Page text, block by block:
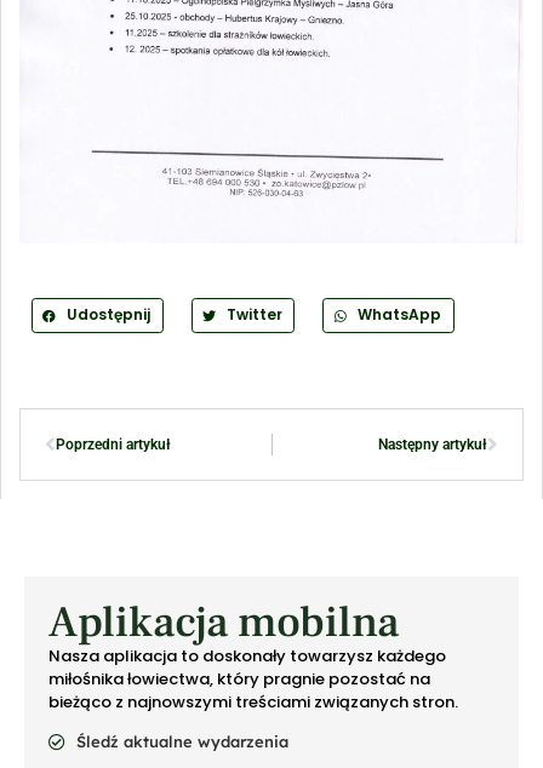
Udostępnij Twitter WhatsApp
Poprzedni artykuł Następny artykuł
Aplikacja mobilna
Nasza aplikacja to doskonały towarzysz każdego
miłośnika łowiectwa, który pragnie pozostać na
bieżąco z najnowszymi treściami związanych stron.
Śledź aktualne wydarzenia